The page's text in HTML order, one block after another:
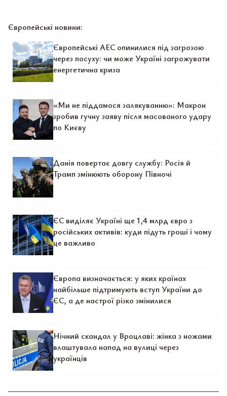
Європейські новини:
Європейські АЕС опинилися під загрозою
через посуху: чи може Україні загрожувати
енергетична криза
«Ми не піддамося залякуванню»: Макрон
зробив гучну заяву після масованого удару
по Києву
Данія повертає довгу службу: Росія й
Трамп змінюють оборону Півночі
ЄС виділяє Україні ще 1,4 млрд євро з
російських активів: куди підуть гроші і чому
це важливо
Європа визначається: у яких країнах
найбільше підтримують вступ України до
ЄС, а де настрої різко змінилися
Нічний скандал у Вроцлаві: жінка з ножами
влаштувала напад на вулиці через
українців